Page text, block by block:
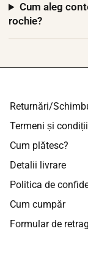
Cum aleg
rochie?
Returnări/
Termeni și condiții
Cum plătesc?
Detalii livrare
Politica de
Cum cumpăr
Formular de